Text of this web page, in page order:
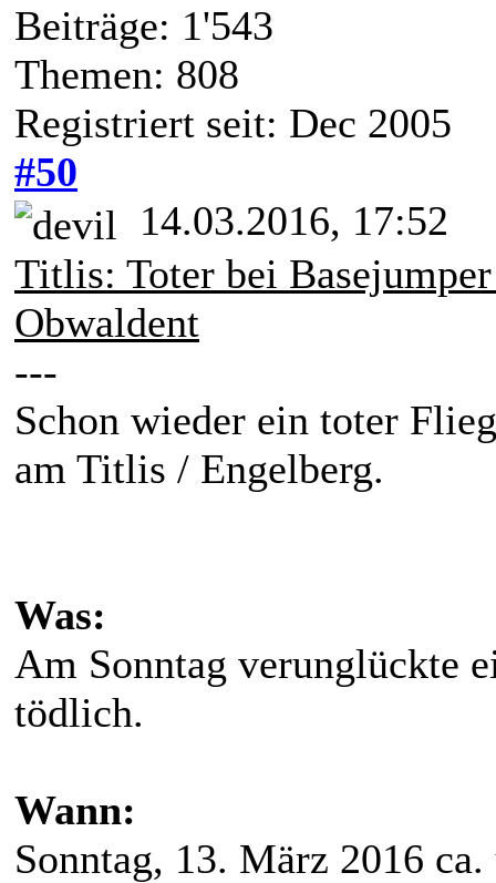
Beiträge: 1'543
Themen: 808
Registriert seit: Dec 2005
#50
14.03.2016, 17:52
Titlis: Toter bei
Obwaldent
---
Schon wieder ein toter
am Titlis / Engelberg.
Was:
Am Sonntag verunglückte
tödlich.
Wann:
Sonntag, 13. März 2016